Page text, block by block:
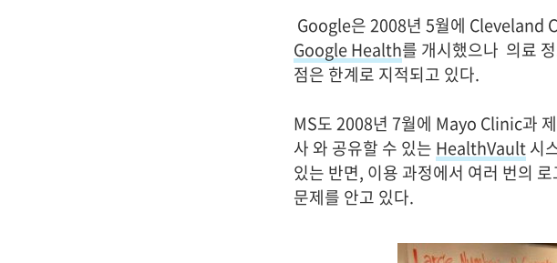
Google은 2008년 5월에 Cleveland
Google Health를 개시했으나 의료
점은 한계로 지적되고 있다.
MS도 2008년 7월에 Mayo Clinic과
사 와 공유할 수 있는 HealthVault시
있는 반면, 이용 과정에서 여러 번의
문제를 안고 있다.